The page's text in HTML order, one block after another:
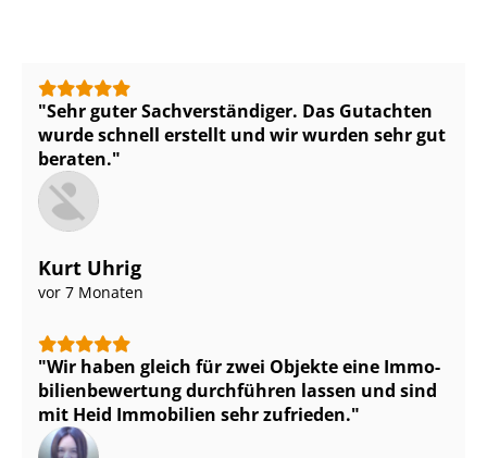
Sehr guter Sach­ver­stän­di­ger. Das Gutachten
wurde schnell erstellt und wir wurden sehr gut
beraten.
Kurt Uhrig
vor 7 Monaten
Wir haben gleich für zwei Objekte eine Im­mo­
bi­li­en­be­wer­tung durchführen lassen und sind
mit Heid Immobilien sehr zufrieden.